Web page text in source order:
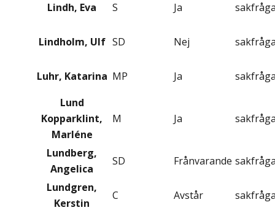
Lindh, Eva S Ja
Lindholm, Ulf SD Nej
Luhr, Katarina MP Ja
Lund
Kopparklint,
Marléne
M Ja
Lundberg,
Angelica
SD Frånvarande
Lundgren,
Kerstin
C Avstår